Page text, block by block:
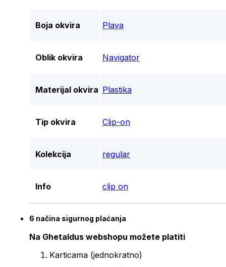
Boja okvira Plava
Oblik okvira Navigator
Materijal okvira Plastika
Tip okvira Clip-on
Kolekcija regular
Info clip on
6 načina sigurnog plaćanja
Na Ghetaldus webshopu možete platiti
Karticama (jednokratno)